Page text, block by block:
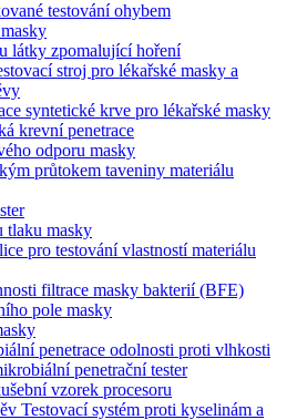
testování ohybem
látky zpomalující hoření
stroj pro lékařské masky a
syntetické krve pro lékařské masky
krevní penetrace
odporu masky
průtokem taveniny materiálu
tlaku masky
pro testování vlastností materiálu
filtrace masky bakterií (BFE)
pole masky
penetrace odolnosti proti vlhkosti
penetrační tester
vzorek procesoru
Testovací systém proti kyselinám a